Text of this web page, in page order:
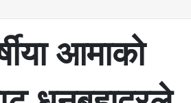
आमाको